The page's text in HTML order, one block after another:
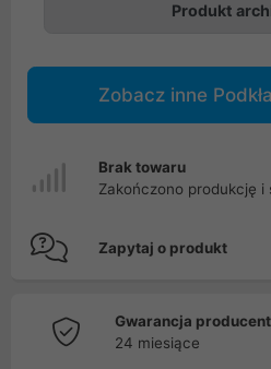
Produkt
Zobacz inne
Brak towaru
Zakończono produkcję i
Zapytaj o produkt
Gwarancja
24 miesiące